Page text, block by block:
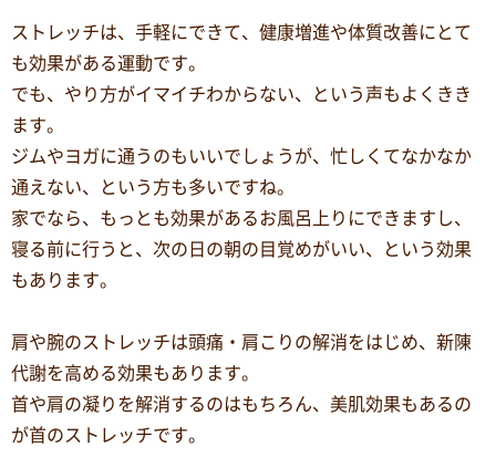
ストレッチは、手軽にできて、健康増進や体質改善にとて
も効果がある運動です。
でも、やり方がイマイチわからない、という声もよくきき
ます。
ジムやヨガに通うのもいいでしょうが、忙しくてなかなか
通えない、という方も多いですね。
家でなら、もっとも効果があるお風呂上りにできますし、
寝る前に行うと、次の日の朝の目覚めがいい、という効果
もあります。
肩や腕のストレッチは頭痛・肩こりの解消をはじめ、新陳
代謝を高める効果もあります。
首や肩の凝りを解消するのはもちろん、美肌効果もあるの
が首のストレッチです。